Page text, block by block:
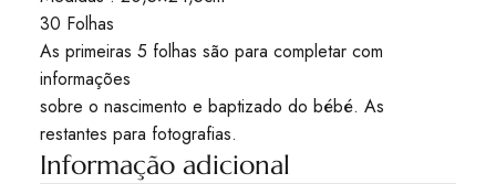
30 Folhas
As primeiras 5 folhas são para completar com
informações
sobre o nascimento e baptizado do bébé. As
restantes para fotografias.
Informação adicional